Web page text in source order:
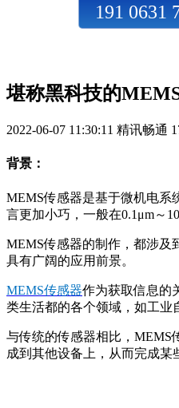
191 0631
堪称黑科技的
2022-06-07 11:30:11 精讯畅通
背景：
MEMS传感器是基于微机电系
言更加小巧，一般在0.1μm～
MEMS传感器的制作，都涉及
具有广阔的应用前景。‍
MEMS传感器作为获取信息的
类生活都的各个领域，如工业
与传统的传感器相比，MEMS
成到其他设备上，从而完成某